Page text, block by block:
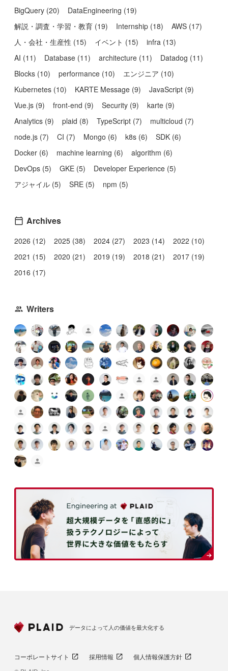
BigQuery (20) DataEngineering (19)
解説・調査・学習・教育 (19) Internship (18) AWS (17)
人・会社・生産性 (15) イベント (15) infra (13)
AI (11) Database (11) architecture (11) Datadog (11)
Blocks (10) performance (10) エンジニア (10)
Kubernetes (10) KARTE Message (9) JavaScript (9)
Vue.js (9) front-end (9) Security (9) karte (9)
Analytics (9) plaid (8) TypeScript (7) multicloud (7)
node.js (7) CI (7) Mongo (6) k8s (6) SDK (6)
Docker (6) machine learning (6) algorithm (6)
DevOps (5) GKE (5) Developer Experience (5)
アジャイル (5) SRE (5) npm (5)
Archives
2026 (12) 2025 (38) 2024 (27) 2023 (14)
2022 (10)
2021 (15)
2020 (21) 2019 (19) 2018 (21)
2017 (19)
2016 (17)
Writers
データによって人の価値を最大化する
コーポレートサイト 採用情報
個人情報保護方針